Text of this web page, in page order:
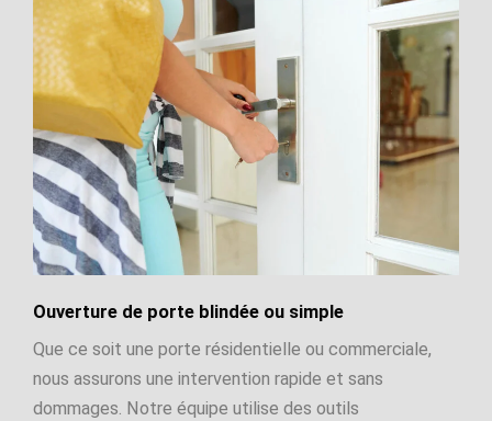
Ouverture de porte blindée ou simple
Que ce soit une porte résidentielle ou commerciale,
nous assurons une intervention rapide et sans
dommages. Notre équipe utilise des outils